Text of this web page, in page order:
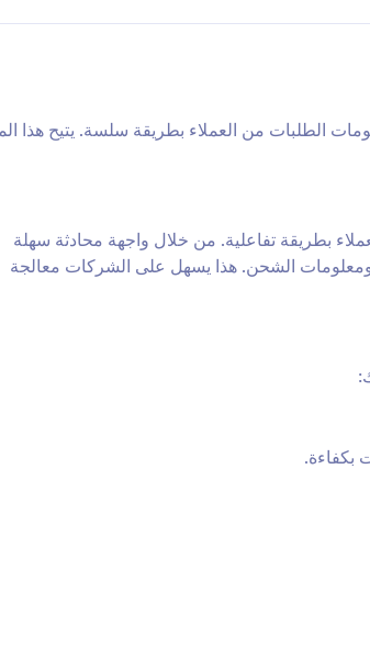
الطلبات من العملاء بطريقة سلسة. يتيح هذا
بطريقة تفاعلية. من خلال واجهة محادثة سهلة
ومعلومات الشحن. هذا يسهل على الشركات معالجة
بكفاءة.